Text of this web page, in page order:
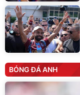
BÓNG ĐÁ ANH